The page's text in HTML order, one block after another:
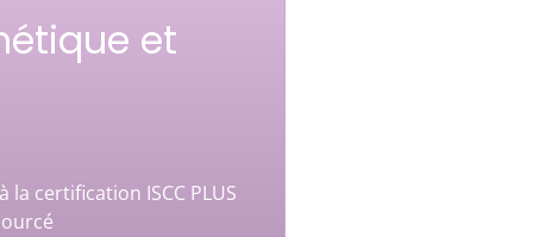
et
certification ISCC PLUS